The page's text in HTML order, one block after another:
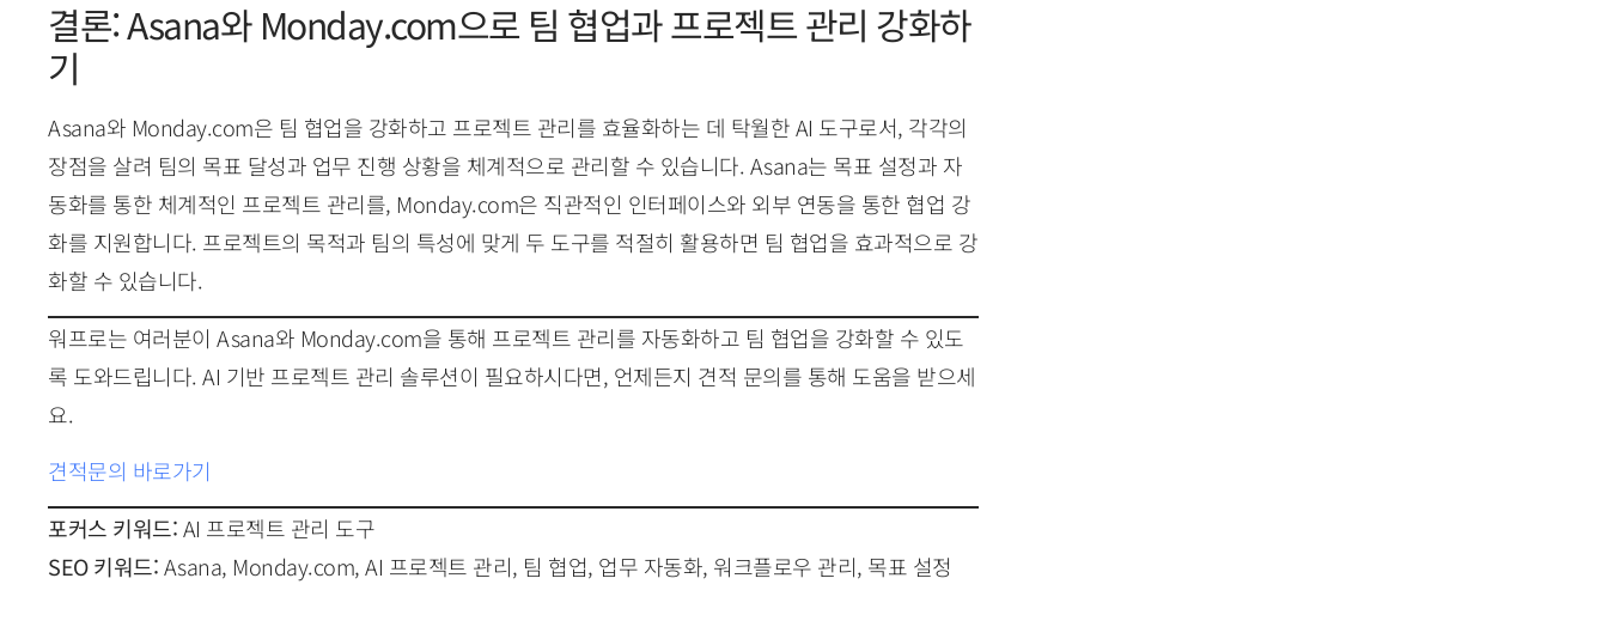
결론: Asana와 Monday.com으로 팀 협업과 프로젝트 관리 강화하
기
Asana와 Monday.com은 팀 협업을 강화하고 프로젝트 관리를 효율화하는 데 탁월한 AI 도구로서, 각각의
장점을 살려 팀의 목표 달성과 업무 진행 상황을 체계적으로 관리할 수 있습니다. Asana는 목표 설정과 자
동화를 통한 체계적인 프로젝트 관리를, Monday.com은 직관적인 인터페이스와 외부 연동을 통한 협업 강
화를 지원합니다. 프로젝트의 목적과 팀의 특성에 맞게 두 도구를 적절히 활용하면 팀 협업을 효과적으로 강
화할 수 있습니다.
워프로는 여러분이 Asana와 Monday.com을 통해 프로젝트 관리를 자동화하고 팀 협업을 강화할 수 있도
록 도와드립니다. AI 기반 프로젝트 관리 솔루션이 필요하시다면, 언제든지 견적 문의를 통해 도움을 받으세
요.
견적문의 바로가기
포커스 키워드:AI 프로젝트 관리 도구
SEO 키워드:Asana, Monday.com, AI 프로젝트 관리, 팀 협업, 업무 자동화, 워크플로우 관리, 목표 설정